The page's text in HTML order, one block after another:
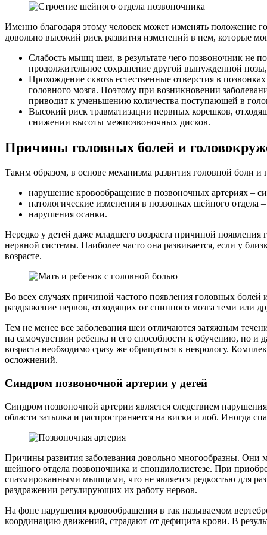
Именно благодаря этому человек может изменять положение
довольно высокий риск развития изменений в нем, которые
Слабость мышц шеи, в результате чего позвоночник не
продолжительное сохранение другой вынужденной
Прохождение сквозь естественные отверстия в
головного мозга. Поэтому при возникновении
приводит к уменьшению количества поступающей в
Высокий риск травматизации нервных корешков,
снижении высоты межпозвоночных дисков.
Причины головных болей и
Таким образом, в основе механизма развития головной боли
нарушение кровообращение в позвоночных артериях –
патологические изменения в позвонках шейного отдела
нарушения осанки.
Нередко у детей даже младшего возраста причиной
нервной системы. Наиболее часто она развивается, если у
возрасте.
Во всех случаях причиной частого появления головных
раздражение нервов, отходящих от спинного мозга теми или
Тем не менее все заболевания шеи отличаются затяжным
на самочувствии ребенка и его способности к обучению, но
возраста необходимо сразу же обращаться к неврологу.
осложнений.
Синдром позвоночной артерии у детей
Синдром позвоночной артерии является следствием
области затылка и распространяется на виски и лоб. Иногда
Причины развития заболевания довольно многообразны. Они
шейного отдела позвоночника и спондилолистезе. При
спазмированными мышцами, что не является редкостью для
раздражении регулирующих их работу нервов.
На фоне нарушения кровообращения в так называемом
координацию движений, страдают от дефицита крови. В